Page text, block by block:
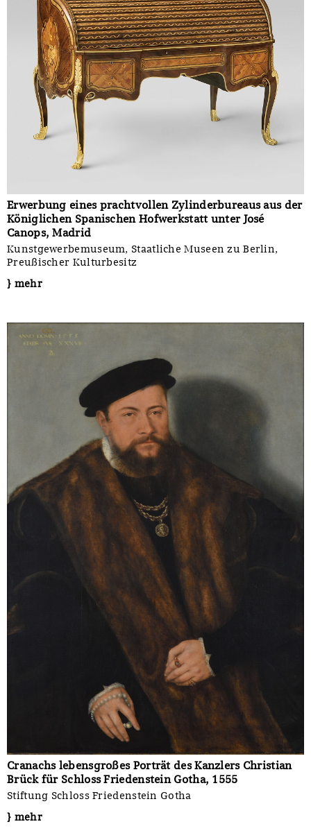
Erwerbung eines prachtvollen Zylinderbureaus aus der
Königlichen Spanischen Hofwerkstatt unter José
Canops, Madrid
Kunstgewerbemuseum, Staatliche Museen zu Berlin,
Preußischer Kulturbesitz
} mehr
Cranachs lebensgroßes Porträt des Kanzlers Christian
Brück für Schloss Friedenstein Gotha, 1555
Stiftung Schloss Friedenstein Gotha
} mehr